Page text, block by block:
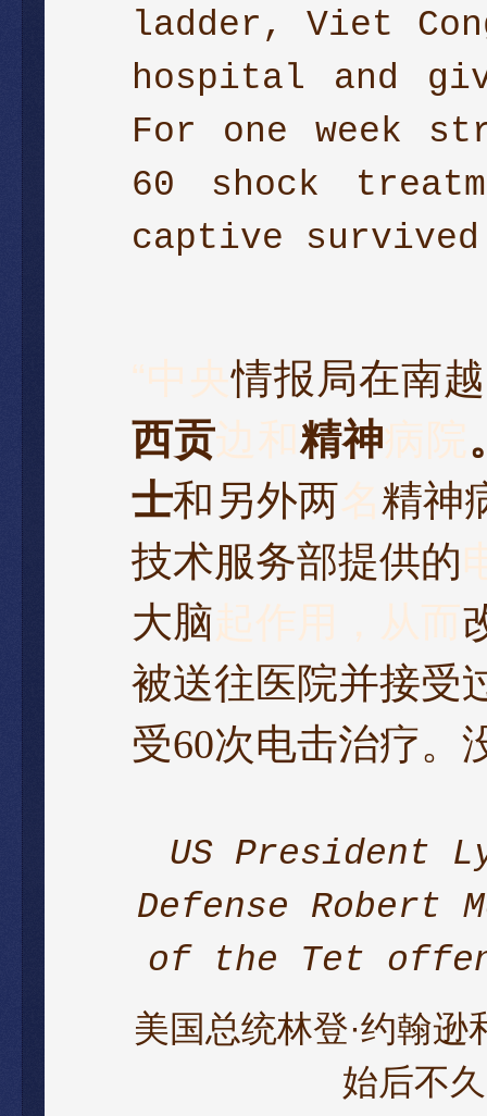
ladder, Viet
hospital and
For one week
60 shock
captive
“中央情报局在南
西贡边和精神病院
士和另外两名精神
技术服务部提供的
大脑起作用，从而
被送往医院并接受
受60次电击治疗。
US President
Defense Robert
of the Tet
美国总统林登·约翰
始后不